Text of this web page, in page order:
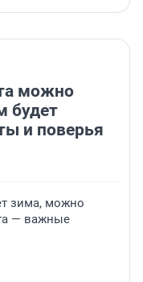
можно
будет
и поверья
зима, можно
— важные